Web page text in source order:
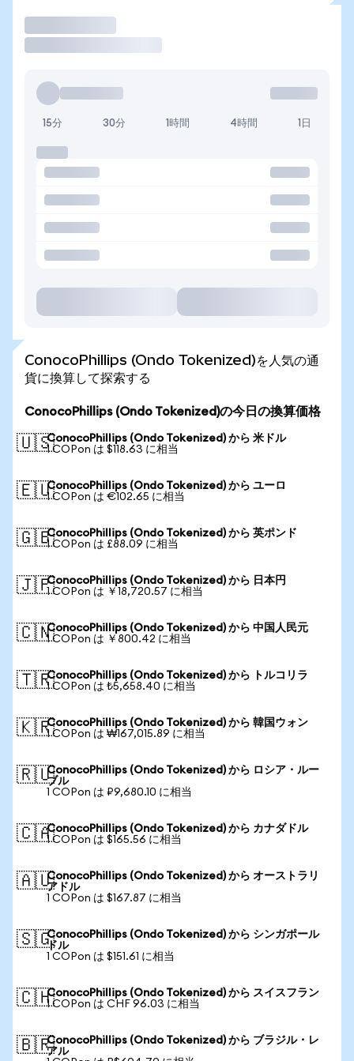
15分 30分 1時間 4時間 1日
ConocoPhillips (Ondo Tokenized)を人気の通
貨に換算して探索する
ConocoPhillips (Ondo Tokenized)の今日の換算価格
🇺🇸ConocoPhillips (Ondo Tokenized) から 米ドル
1 COPon は $118.63 に相当
🇪🇺ConocoPhillips (Ondo Tokenized) から ユーロ
1 COPon は €102.65 に相当
🇬🇧ConocoPhillips (Ondo Tokenized) から 英ポンド
1 COPon は £88.09 に相当
🇯🇵ConocoPhillips (Ondo Tokenized) から 日本円
1 COPon は ￥18,720.57 に相当
🇨🇳ConocoPhillips (Ondo Tokenized) から 中国人民元
1 COPon は ￥800.42 に相当
🇹🇷ConocoPhillips (Ondo Tokenized) から トルコリラ
1 COPon は ₺5,658.40 に相当
🇰🇷ConocoPhillips (Ondo Tokenized) から 韓国ウォン
1 COPon は ₩167,015.89 に相当
🇷🇺ConocoPhillips (Ondo Tokenized) から ロシア・ルー
ブル
1 COPon は ₽9,680.10 に相当
🇨🇦ConocoPhillips (Ondo Tokenized) から カナダドル
1 COPon は $165.56 に相当
🇦🇺ConocoPhillips (Ondo Tokenized) から オーストラリ
アドル
1 COPon は $167.87 に相当
🇸🇬ConocoPhillips (Ondo Tokenized) から シンガポール
ドル
1 COPon は $151.61 に相当
🇨🇭ConocoPhillips (Ondo Tokenized) から スイスフラン
1 COPon は CHF 96.03 に相当
🇧🇷ConocoPhillips (Ondo Tokenized) から ブラジル・レ
アル